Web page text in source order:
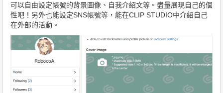
可以自由設定帳號的背景圖像、自我介紹文等。盡量展現自己的個
性吧！另外也能設定SNS帳號等，能在CLIP STUDIO中介紹自己
在外部的活動。